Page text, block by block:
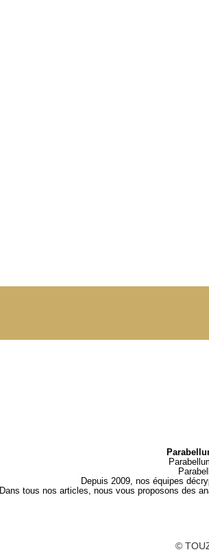
Depuis 2009, nos équipes
Dans tous nos articles, nous vous proposons des
©